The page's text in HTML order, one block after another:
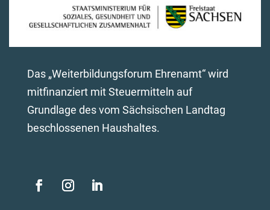
Das „Weiterbildungsforum Ehrenamt“ wird
mitfinanziert mit Steuermitteln auf
Grundlage des vom Sächsischen Landtag
beschlossenen Haushaltes.